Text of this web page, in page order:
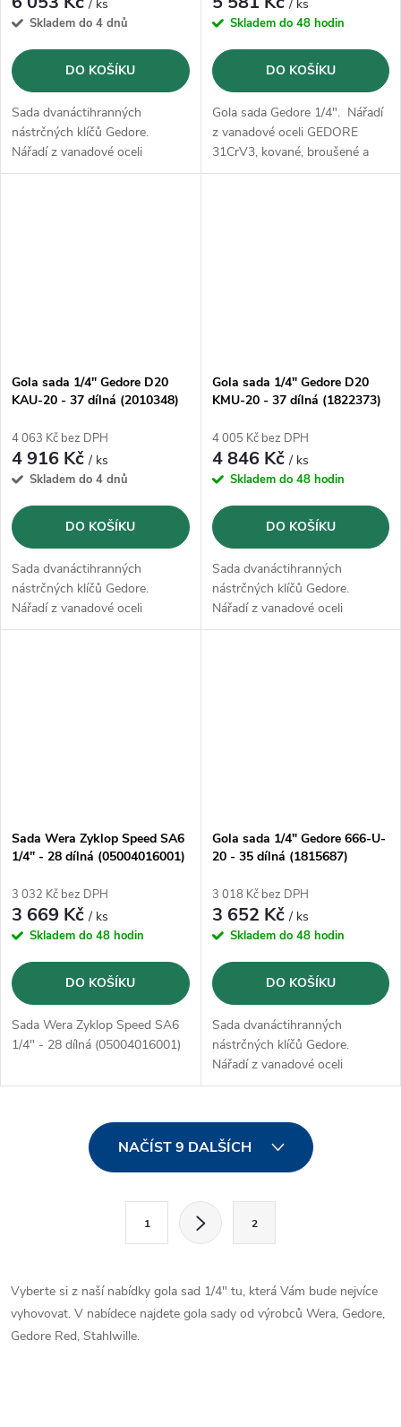
/ ks
Skladem do 4 dnů
DO KOŠÍKU
Sada dvanáctihranných
nástrčných klíčů Gedore.
Nářadí z vanadové oceli
GEDORE 31CrV3, kované,
/ ks
Skladem do 48 hodin
DO KOŠÍKU
Gola sada Gedore 1/4". Nářadí
z vanadové oceli GEDORE
31CrV3, kované, broušené a
pochromované
Gola sada 1/4" Gedore D20
KAU-20 - 37 dílná (2010348)
4 063 Kč bez DPH
4 916 Kč/ ks
Skladem do 4 dnů
DO KOŠÍKU
Sada dvanáctihranných
nástrčných klíčů Gedore.
Nářadí z vanadové oceli
GEDORE 31CrV3, kované,
Gola sada 1/4" Gedore D20
KMU-20 - 37 dílná (1822373)
4 005 Kč bez DPH
4 846 Kč/ ks
Skladem do 48 hodin
DO KOŠÍKU
Sada dvanáctihranných
nástrčných klíčů Gedore.
Nářadí z vanadové oceli
GEDORE 31CrV3, kované,
Sada Wera Zyklop Speed SA6
1/4" - 28 dílná (05004016001)
3 032 Kč bez DPH
3 669 Kč/ ks
Skladem do 48 hodin
DO KOŠÍKU
Sada Wera Zyklop Speed SA6
1/4" - 28 dílná (05004016001)
Gola sada 1/4" Gedore 666-U-
20 - 35 dílná (1815687)
3 018 Kč bez DPH
3 652 Kč/ ks
Skladem do 48 hodin
DO KOŠÍKU
Sada dvanáctihranných
nástrčných klíčů Gedore.
Nářadí z vanadové oceli
GEDORE 31CrV3, kované,
d
a
NAČÍST 9 DALŠÍCH
á
n
k
1 2
Vyberte si z naší nabídky gola sad 1/4" tu, která Vám bude nejvíce
vyhovovat. V nabídece najdete gola sady od výrobců Wera, Gedore,
Gedore Red, Stahlwille.